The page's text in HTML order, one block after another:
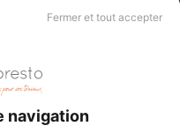
Fermer et tout accepter
navigation
en France.